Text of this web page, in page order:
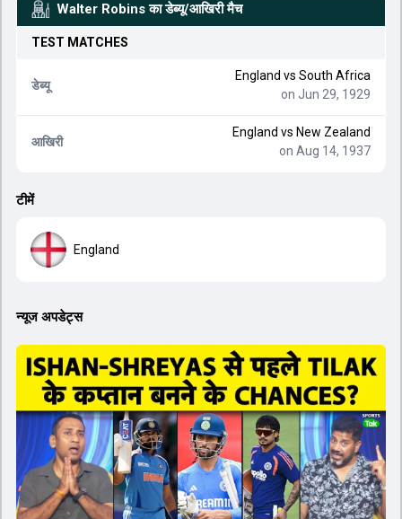
Walter Robins का डेब्यू/आखिरी मैच
TEST MATCHES
डेब्यू
England vs South Africa
on Jun 29, 1929
आखिरी
England vs New Zealand
on Aug 14, 1937
टीमें
England
न्यूज अपडेट्स